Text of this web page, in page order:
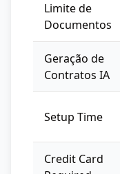
Limite de
Documentos
Geração de
Contratos IA
Setup Time
Credit Card